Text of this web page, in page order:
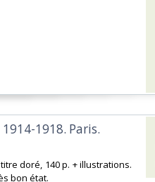
1918. Paris.
doré, 140 p. + illustrations.
bon état.